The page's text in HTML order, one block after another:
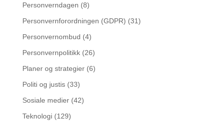
Personverndagen (8)
Personvernforordningen (GDPR) (31)
Personvernombud (4)
Personvernpolitikk(26)
Planer og strategier(6)
Politi og justis(33)
Sosiale medier(42)
Teknologi(129)